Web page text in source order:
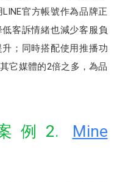
官方帳號作為品牌正
客訴情緒也減少客服負
；同時搭配使用推播功
它媒體的2倍之多，為品
例2. Mine